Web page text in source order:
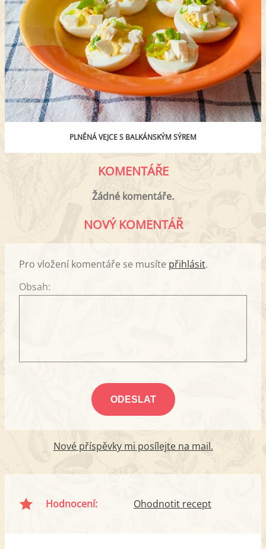
PLNĚNÁ VEJCE S BALKÁNSKÝM SÝREM
KOMENTÁŘE
Žádné komentáře.
NOVÝ KOMENTÁŘ
Pro vložení komentáře se musíte přihlásit.
Obsah:
Nové příspěvky mi posílejte na mail.
Hodnocení: Ohodnotit recept